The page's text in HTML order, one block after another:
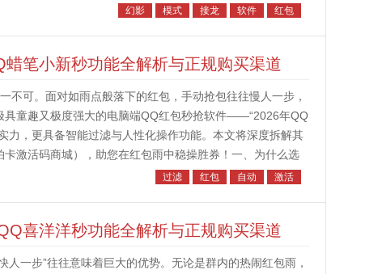
1. 透双号一...
幻影 模式 接龙 软件 红包
笔小新秒功能全解析与正规购买渠道
不可。面对如雨点般落下的红包，手动抢包往往慢人一步，
具童趣又极度强大的电脑端QQ红包秒抢软件——“2026年QQ
力，更具备智能过滤与人性化操作功能。本文将深度拆解其
激活码商城），助您在红包雨中稳操胜券！一、为什么选
未来已来，秒抢无限：...
过滤 红包 自动 激活
喜洋洋秒功能全解析与正规购买渠道
一步”往往意味着巨大的优势。无论是群内的热闹红包雨，